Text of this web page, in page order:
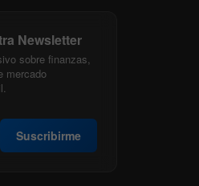
Newsletter
sobre finanzas,
mercado
Suscribirme